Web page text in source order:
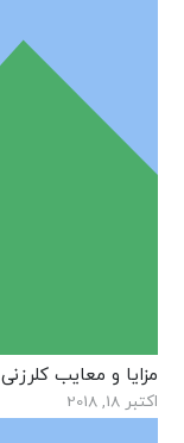
مزایا و معایب کلرزنی
اکتبر 18, 2018